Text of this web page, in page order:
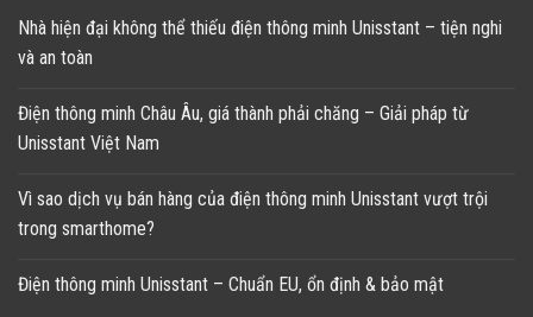
Nhà hiện đại không thể thiếu điện thông minh Unisstant – tiện nghi
và an toàn
Điện thông minh Châu Âu, giá thành phải chăng – Giải pháp từ
Unisstant Việt Nam
Vì sao dịch vụ bán hàng của điện thông minh Unisstant vượt trội
trong smarthome?
Điện thông minh Unisstant – Chuẩn EU, ổn định & bảo mật